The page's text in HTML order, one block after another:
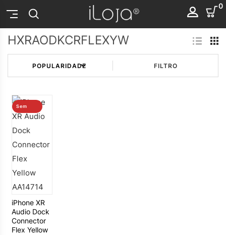
0
HXRAODKCRFLEXYW
FILTRO
Sem
stock
iPhone XR
Audio Dock
Connector
Flex Yellow